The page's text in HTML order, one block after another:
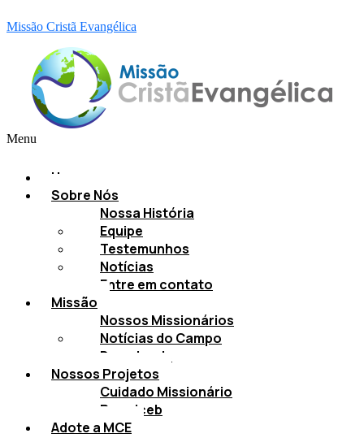
Missão Cristã Evangélica
Menu
Home
Sobre Nós
Nossa História
Equipe
Testemunhos
Notícias
Entre em contato
Missão
Nossos Missionários
Notícias do Campo
Downloads
Nossos Projetos
Cuidado Missionário
Promiceb
Adote a MCE